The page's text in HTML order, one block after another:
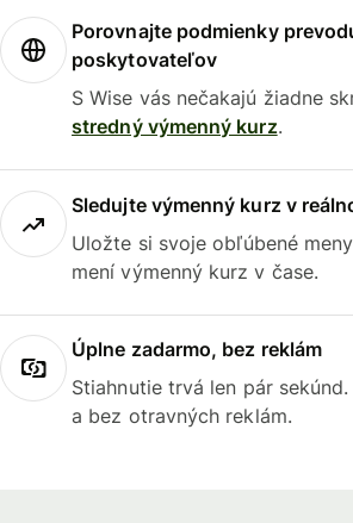
Porovnajte podmienky
poskytovateľov
S Wise vás nečakajú žiadne
stredný výmenný kurz.
Sledujte výmenný kurz v
Uložte si svoje obľúbené
mení výmenný kurz v čase.
Úplne zadarmo, bez reklám
Stiahnutie trvá len pár
a bez otravných reklám.